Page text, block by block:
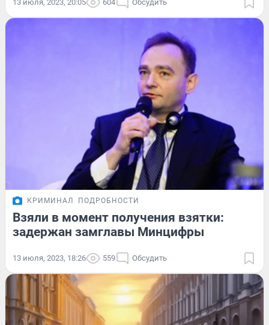
13 июля, 2023, 20:05 604 Обсудить
КРИМИНАЛ ПОДРОБНОСТИ
Взяли в момент получения взятки:
задержан замглавы Минцифры
13 июля, 2023, 18:26 559 Обсудить